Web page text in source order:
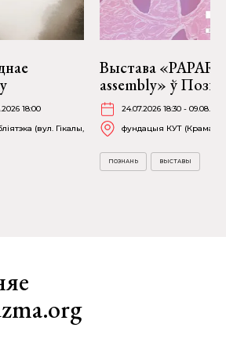
18:00
(вул. Гікалы,
Выстава
assembly» ў
24.07.2026 18:30 -
фундацыя КУТ
ПОЗНАНЬ ВЫСТАВЫ